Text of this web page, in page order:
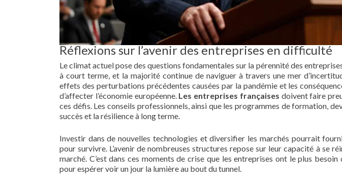
Réflexions sur l’avenir des entreprises en difficulté
Le climat actuel pose des questions fondamentales sur la pérennité des
à court terme, et la majorité continue de naviguer à travers une mer
effets des perturbations précédentes causées par la pandémie et les
d’affecter l’économie européenne. Les entreprises françaises doivent faire
ces défis. Les conseils professionnels, ainsi que les programmes de formation,
succès et la résilience à long terme.
Investir dans de nouvelles technologies et diversifier les marchés pourrait
pour survivre. L’avenir de nombreuses structures repose sur leur capacité à se
marché. C’est dans ces moments de crise que les entreprises ont le plus
pour espérer voir un jour la lumière au bout du tunnel.